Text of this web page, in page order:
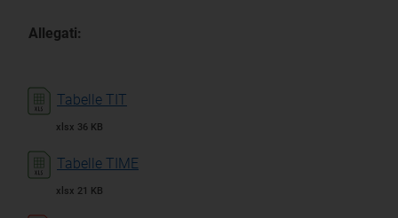
Allegati:
Tabelle TIT
xlsx 36 KB
Tabelle TIME
xlsx 21 KB